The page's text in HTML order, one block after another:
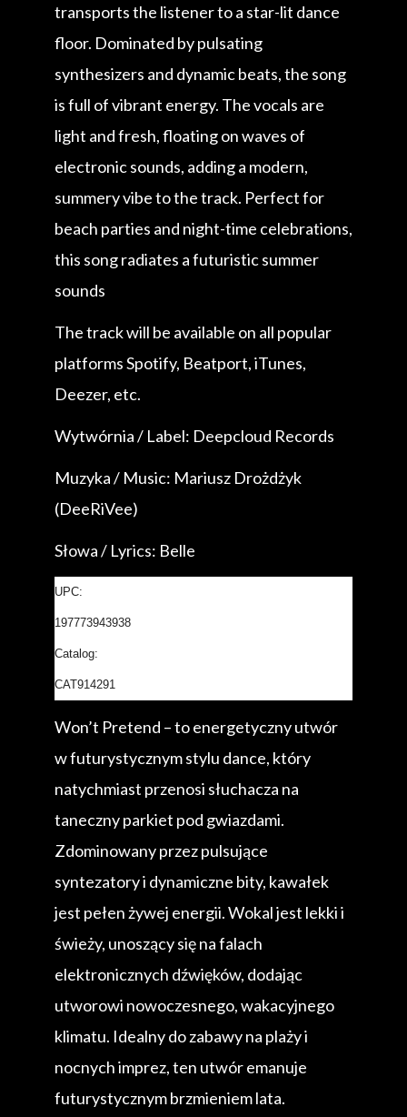
transports the listener to a star-lit dance
floor. Dominated by pulsating
synthesizers and dynamic beats, the song
is full of vibrant energy. The vocals are
light and fresh, floating on waves of
electronic sounds, adding a modern,
summery vibe to the track. Perfect for
beach parties and night-time celebrations,
this song radiates a futuristic summer
sounds
The track will be available on all popular
platforms Spotify, Beatport, iTunes,
Deezer, etc.
Wytwórnia / Label: Deepcloud Records
Muzyka / Music: Mariusz Drożdżyk
(DeeRiVee)
Słowa / Lyrics: Belle
UPC:
197773943938
Catalog:
CAT914291
Won’t Pretend – to energetyczny utwór
w futurystycznym stylu dance, który
natychmiast przenosi słuchacza na
taneczny parkiet pod gwiazdami.
Zdominowany przez pulsujące
syntezatory i dynamiczne bity, kawałek
jest pełen żywej energii. Wokal jest lekki i
świeży, unoszący się na falach
elektronicznych dźwięków, dodając
utworowi nowoczesnego, wakacyjnego
klimatu. Idealny do zabawy na plaży i
nocnych imprez, ten utwór emanuje
futurystycznym brzmieniem lata.